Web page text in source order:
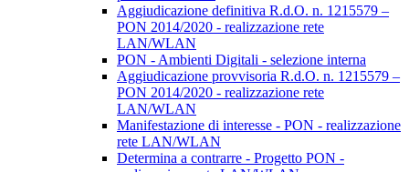
Aggiudicazione definitiva R.d.O. n. 1215579 –
PON 2014/2020 - realizzazione rete
LAN/WLAN
PON - Ambienti Digitali - selezione interna
Aggiudicazione provvisoria R.d.O. n. 1215579 –
PON 2014/2020 - realizzazione rete
LAN/WLAN
Manifestazione di interesse - PON - realizzazione
rete LAN/WLAN
Determina a contrarre - Progetto PON -